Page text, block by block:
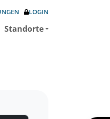
LOGIN
Standorte